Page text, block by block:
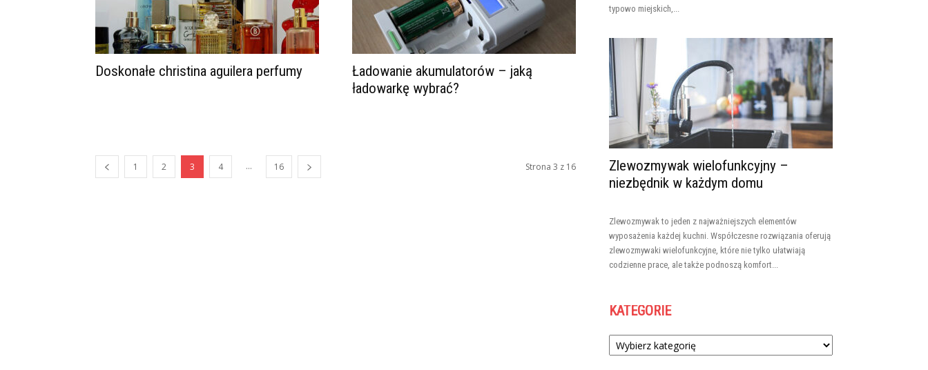
Doskonałe christina aguilera perfumy
Ładowanie akumulatorów – jaką
ładowarkę wybrać?
1 2 3 4 ... 16 Strona 3 z 16
typowo miejskich,...
Zlewozmywak wielofunkcyjny –
niezbędnik w każdym domu
Zlewozmywak to jeden z najważniejszych elementów
wyposażenia każdej kuchni. Współczesne rozwiązania oferują
zlewozmywaki wielofunkcyjne, które nie tylko ułatwiają
codzienne prace, ale także podnoszą komfort...
KATEGORIE
Kategorie